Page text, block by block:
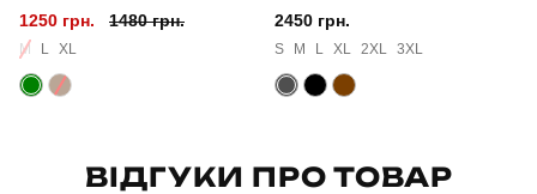
Склад тканини 80% поліестер, 15% акрил, 5% віскоза
Країна - виробник
1250 грн.
1480 грн.
M L XL
2450 грн.
S M L XL 2XL 3XL
ВІДГУКИ ПРО ТОВАР